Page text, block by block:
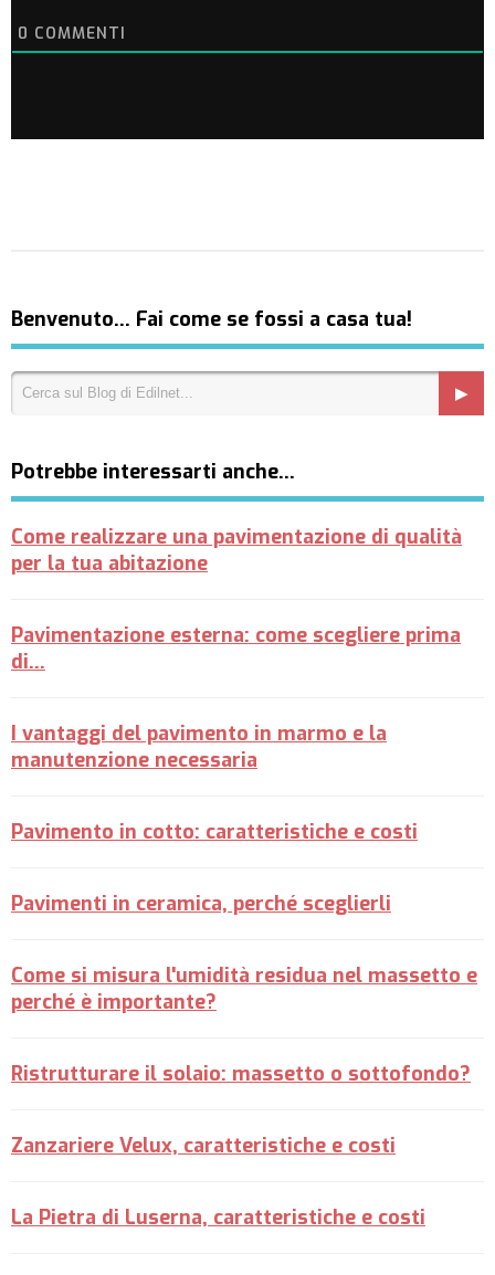
0 COMMENTI
Benvenuto… Fai come se fossi a casa tua!
Potrebbe interessarti anche…
Come realizzare una pavimentazione di qualità
per la tua abitazione
Pavimentazione esterna: come scegliere prima
di...
I vantaggi del pavimento in marmo e la
manutenzione necessaria
Pavimento in cotto: caratteristiche e costi
Pavimenti in ceramica, perché sceglierli
Come si misura l'umidità residua nel massetto e
perché è importante?
Ristrutturare il solaio: massetto o sottofondo?
Zanzariere Velux, caratteristiche e costi
La Pietra di Luserna, caratteristiche e costi